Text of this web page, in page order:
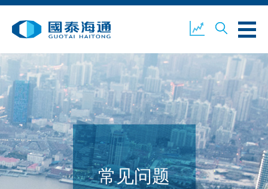
业务概览 公司新闻
环境、社会及企业管治 国泰海通证券 联络我们
常见问题